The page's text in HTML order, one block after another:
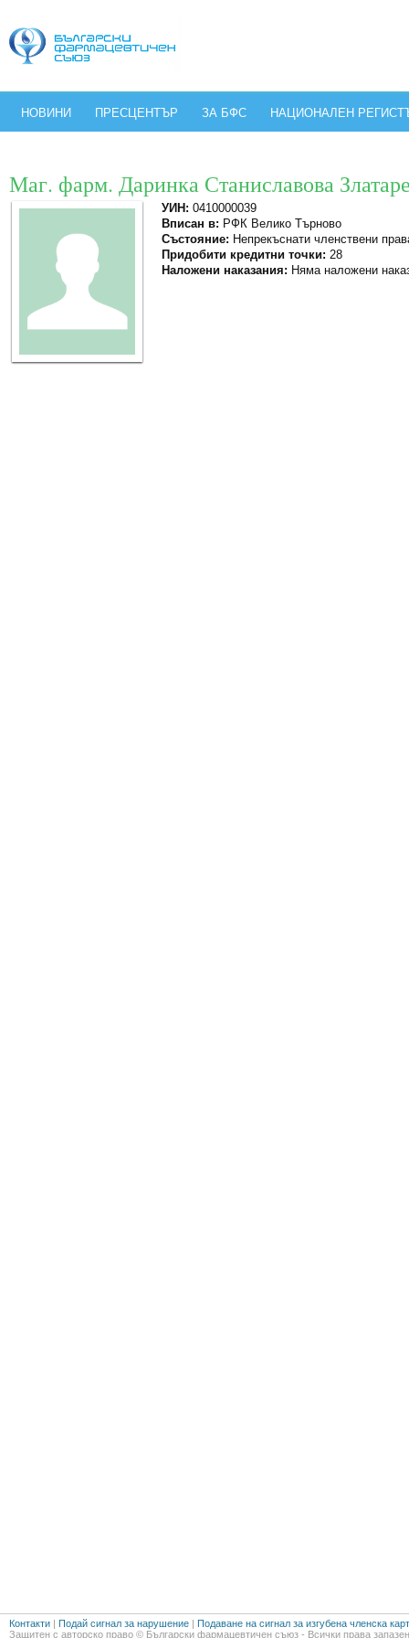
НОВИНИ ПРЕСЦЕНТЪР ЗА БФС НАЦИОНАЛЕН
Маг. фарм. Даринка Станиславова
УИН: 0410000039
Вписан в: РФК Велико Търново
Състояние: Непрекъснати членствени
Придобити кредитни точки: 28
Наложени наказания: Няма наложени
Контакти | Подай сигнал за нарушение | Подаване на сигнал за изгубена членска
Защитен с авторско право © Български фармацевтичен съюз - Всички права